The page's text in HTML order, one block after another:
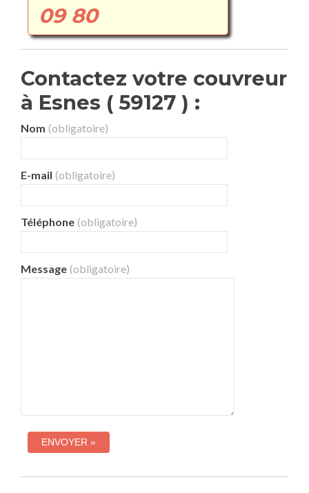
09 80
Contactez votre couvreur
à Esnes ( 59127 ) :
Nom (obligatoire)
E-mail (obligatoire)
Téléphone (obligatoire)
Message (obligatoire)